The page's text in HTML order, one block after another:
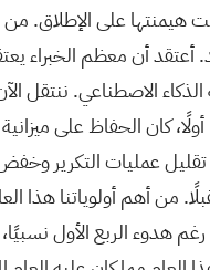
على الإطلاق.
أعتقد أن معظم
الاصطناعي. ننتقل
أولًا، كان الحفاظ على
عمليات التكرير وخفض
من أهم أولوياتنا
الربع الأول نسبيًا،